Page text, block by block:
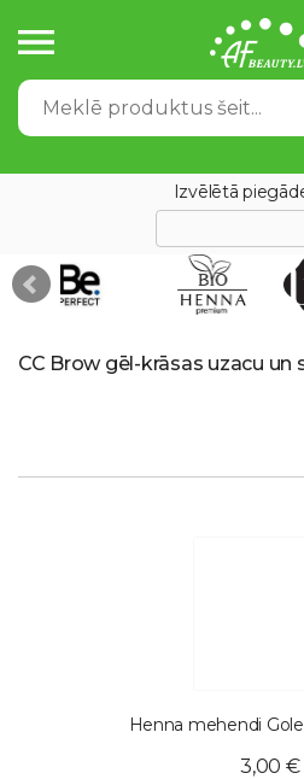
Izvēlētā
CC Brow gēl-krāsas uzacu un
Henna mehendi
3,00 €